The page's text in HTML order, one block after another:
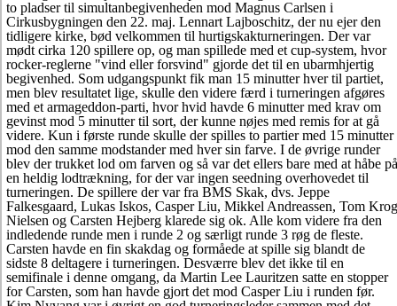
to pladser til simultanbegivenheden mod Magnus Carlsen i
Cirkusbygningen den 22. maj. Lennart Lajboschitz, der nu ejer den
tidligere kirke, bød velkommen til hurtigskakturneringen. Der var
mødt cirka 120 spillere op, og man spillede med et cup-system, hvor
rocker-reglerne "vind eller forsvind" gjorde det til en ubarmhjertig
begivenhed. Som udgangspunkt fik man 15 minutter hver til partiet,
men blev resultatet lige, skulle den videre færd i turneringen afgøres
med et armageddon-parti, hvor hvid havde 6 minutter med krav om
gevinst mod 5 minutter til sort, der kunne nøjes med remis for at gå
videre. Kun i første runde skulle der spilles to partier med 15 minutter
mod den samme modstander med hver sin farve. I de øvrige runder
blev der trukket lod om farven og så var det ellers bare med at håbe på
en heldig lodtrækning, for der var ingen seedning overhovedet til
turneringen. De spillere der var fra BMS Skak, dvs. Jeppe
Falkesgaard, Lukas Iskos, Casper Liu, Mikkel Andreassen, Tom Krog
Nielsen og Carsten Hejberg klarede sig ok. Alle kom videre fra den
indledende runde men i runde 2 og særligt runde 3 røg de fleste.
Carsten havde en fin skakdag og formåede at spille sig blandt de
sidste 8 deltagere i turneringen. Desværre blev det ikke til en
semifinale i denne omgang, da Martin Lee Lauritzen satte en stopper
for Carsten, som han havde gjort det mod Casper Liu i runden før.